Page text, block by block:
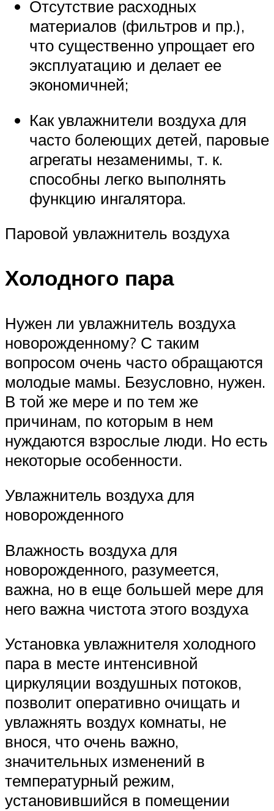
Отсутствие расходных
материалов (фильтров и пр.),
что существенно упрощает его
эксплуатацию и делает ее
экономичней;
Как увлажнители воздуха для
часто болеющих детей, паровые
агрегаты незаменимы, т. к.
способны легко выполнять
функцию ингалятора.
Паровой увлажнитель воздуха
Холодного пара
Нужен ли увлажнитель воздуха
новорожденному? С таким
вопросом очень часто обращаются
молодые мамы. Безусловно, нужен.
В той же мере и по тем же
причинам, по которым в нем
нуждаются взрослые люди. Но есть
некоторые особенности.
Увлажнитель воздуха для
новорожденного
Влажность воздуха для
новорожденного, разумеется,
важна, но в еще большей мере для
него важна чистота этого воздуха
Установка увлажнителя холодного
пара в месте интенсивной
циркуляции воздушных потоков,
позволит оперативно очищать и
увлажнять воздух комнаты, не
внося, что очень важно,
значительных изменений в
температурный режим,
установившийся в помещении